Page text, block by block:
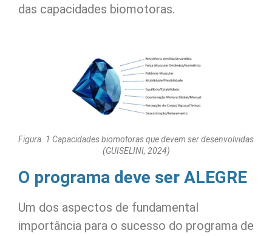
das capacidades biomotoras.
Figura. 1 Capacidades biomotoras que devem ser desenvolvidas
(GUISELINI, 2024)
O programa deve ser ALEGRE
Um dos aspectos de fundamental
importância para o sucesso do programa de